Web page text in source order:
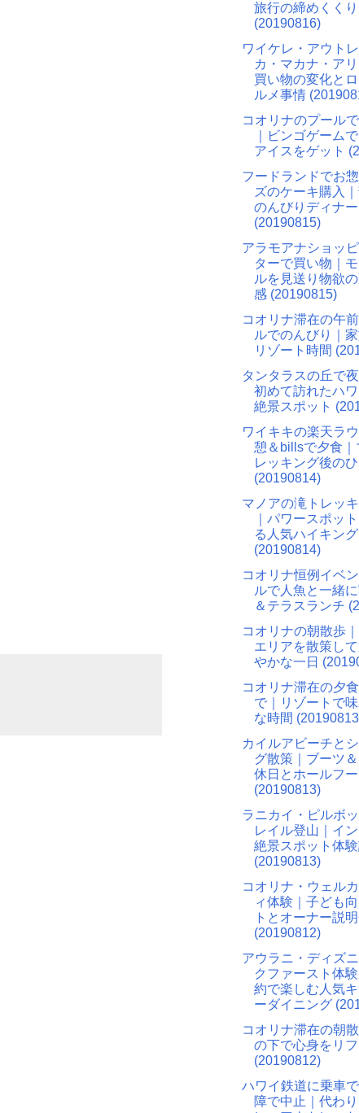
旅行の締めくくり
(20190816)
ワイケレ・アウト
カ・マカナ・ア
買い物の変化と
ルメ事情
コオリナのプール
｜ビンゴゲーム
アイスをゲット
フードランドでお
ズのケーキ購入
のんびりディナー
(20190815)
アラモアナショッ
ターで買い物｜
ルを見送り物欲
感 (20190815)
コオリナ滞在の午
ルでのんびり｜
リゾート時間
タンタラスの丘で
初めて訪れたハ
絶景スポット
ワイキキの楽天ラ
憩＆billsで夕食｜
レッキング後の
(20190814)
マノアの滝トレッ
｜パワースポッ
る人気ハイキン
(20190814)
コオリナ恒例イベ
ルで人魚と一緒
＆テラスランチ
コオリナの朝散歩
エリアを散策し
やかな一日
コオリナ滞在の夕
で｜リゾートで
な時間
カイルアビーチと
グ散策｜ブーツ
休日とホールフ
(20190813)
ラニカイ・ピルボ
レイル登山｜イ
絶景スポット体
(20190813)
コオリナ・ウェル
ィ体験｜子ども
トとオーナー説
(20190812)
アウラニ・ディズ
クファースト体
約で楽しむ人気
ーダイニング
コオリナ滞在の朝
の下で心身をリ
(20190812)
ハワイ鉄道に乗車
障で中止｜代わ